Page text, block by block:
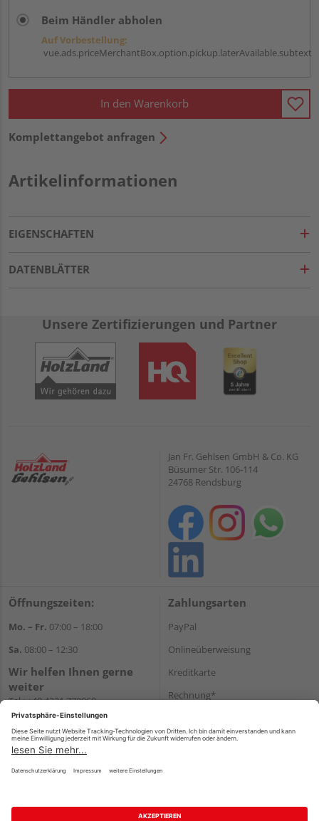
Beim Händler abholen
Auf Vorbestellung:
vue.ads.priceMerchantBox.option.pickup.laterAvailable.subtext
In den Warenkorb
Komplettangebot anfragen
Artikelinformationen
EIGENSCHAFTEN
DATENBLÄTTER
Unsere Zertifizierungen und Partner
Jan Fr. Gehlsen GmbH & Co. KG
Büsumer Str. 106-114
24768 Rendsburg
Öffnungszeiten:
Mo. – Fr. 07:00 – 18:00
Sa. 08:00 – 12:30
Wir helfen Ihnen gerne
weiter
Tel.:+49 4331 770060
E-Mail:onlineshop@gehlsen.de
WhatsApp
Zahlungsarten
PayPal
Onlineüberweisung
Kreditkarte
Rechnung*
Versand
Impressum AGB Widerruf Datenschutz